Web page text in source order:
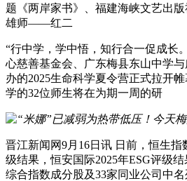
题《两岸家书》、福建海峡文艺出
雄师——红二
“行中学，学中悟，知行合一促成长
心慈善基金会、广东梅县东山中学
办的2025生命科学夏令营正式拉开
学的32位师生将在为期一周的研
晋江新闻网9月16日讯 日前，恒生
级结果，恒安国际2025年ESG评级
综合指数成分股及33家同业公司中